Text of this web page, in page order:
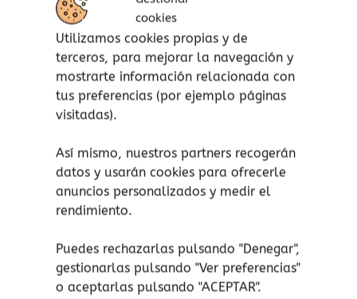
cookies
Utilizamos cookies propias y de
terceros, para mejorar la navegación y
mostrarte información relacionada con
tus preferencias (por ejemplo páginas
visitadas).
Así mismo, nuestros partners recogerán
datos y usarán cookies para ofrecerle
anuncios personalizados y medir el
rendimiento.
Puedes rechazarlas pulsando "Denegar",
gestionarlas pulsando "Ver preferencias"
o aceptarlas pulsando "ACEPTAR".
Para más de 5 años.
Tablero de 30 x 30 cm.
Bosque: 20 cm.
Figuras: 7 cm.
1 tablero de juego (3 piezas).
1 bosque giratorio.
4 GÜS.
4 criaturas.
14 recetas.
1 dado.